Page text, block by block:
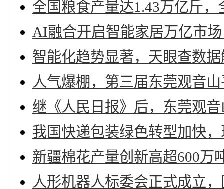
全国粮食产量达1.43万亿斤
AI融合开启智能家居万亿市
智能化趋势显著，天眼查数
人气爆棚，第三届东莞观音
继《人民日报》后，东莞观
我国快递包装绿色转型加快
新疆棉花产量创新高超600万
人形机器人标委会正式成立